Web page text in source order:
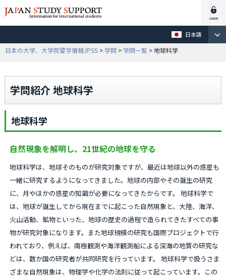
日本語
日本の大学、大学院留学情報JPSS > 学問 > 学問一覧 > 地球科学
学問紹介 地球科学
地球科学
自然現象を解明し、21世紀の地球を守る
地球科学は、地球そのものが研究対象ですが、最近は地球以外の惑星も
一緒に研究するようになってきました。地球の内部やその誕生の研究
に、月やほかの惑星の知識が必要になってきたからです。 地球科学で
は、地球が誕生してから現在までに起こった自然現象と、大陸、海洋、
火山活動、鉱物といった、地球の歴史の過程で造られてきたすべての事
物が研究対象になります。また地球規模の研究も国際プロジェクトで行
われており、例えば、南極観測や海洋観測船による深海の地質の研究な
どは、数か国の研究者が共同研究を行っています。 地球科学で扱うさま
ざまな自然現象は、物理学や化学の法則に従って起こっています。この